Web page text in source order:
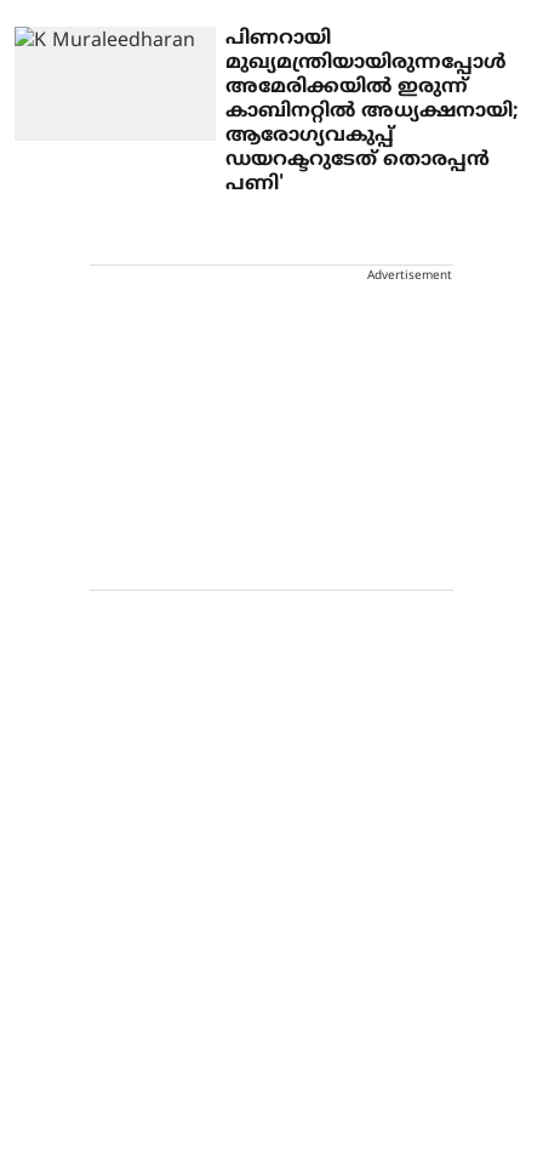
പിണറായി
മുഖ്യമന്ത്രിയായിരുന്നപ്പോള്‍
അമേരിക്കയില്‍ ഇരുന്ന്
കാബിനറ്റില്‍ അധ്യക്ഷനായി;
ആരോഗ്യവകുപ്പ്
ഡയറക്ടറുടേത് തൊരപ്പന്‍
പണി'
Advertisement